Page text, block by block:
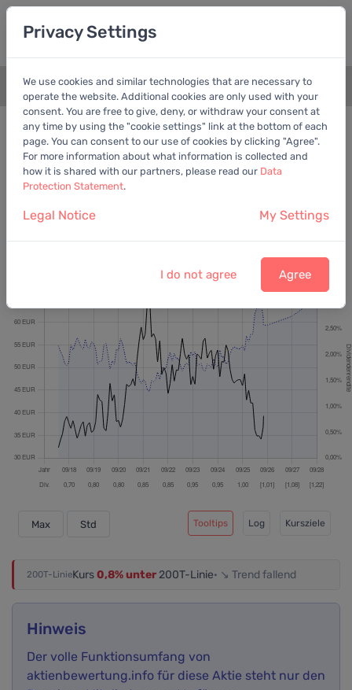
+
Bewertungschart Dividende
Empfohlen: EV/EBITDA
Siemens Healthineers AG
Letzter Kurs:39,31 EURvom6.8.2026
Max Std Tooltips Log Kursziele
200T-LinieKurs0,8% unter200T-Linie· ↘ Trend fallend
Hinweis
Der volle Funktionsumfang von
aktienbewertung.info für diese Aktie steht nur den
Privacy Settings
We use cookies and similar technologies that are necessary to
operate the website. Additional cookies are only used with your
consent. You are free to give, deny, or withdraw your consent at
any time by using the "cookie settings" link at the bottom of each
page. You can consent to our use of cookies by clicking "Agree".
For more information about what information is collected and
how it is shared with our partners, please read our Data
Protection Statement.
Legal Notice My Settings
I do not agree Agree